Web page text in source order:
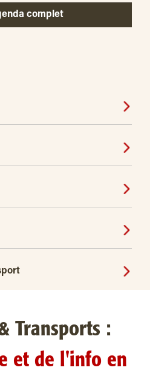
complet
Transports :
et de l'info en